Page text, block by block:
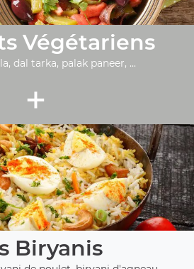
Végétariens
dal tarka, palak paneer, ...
+
Biryanis